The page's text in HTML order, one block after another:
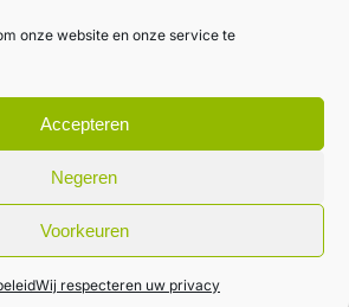
onze website en onze service te
Accepteren
Negeren
Voorkeuren
Wij respecteren uw privacy
aanvragen
veld naar je inbox.
|Privacybeleid| gemaakt met door
creativitijd